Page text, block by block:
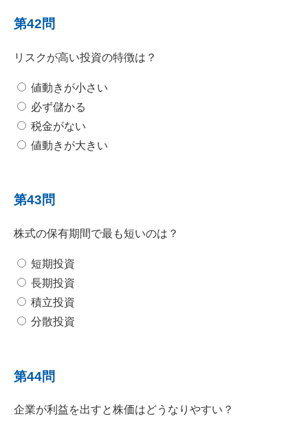
第42問
リスクが高い投資の特徴は？
値動きが小さい
必ず儲かる
税金がない
値動きが大きい
第43問
株式の保有期間で最も短いのは？
短期投資
長期投資
積立投資
分散投資
第44問
企業が利益を出すと株価はどうなりやすい？